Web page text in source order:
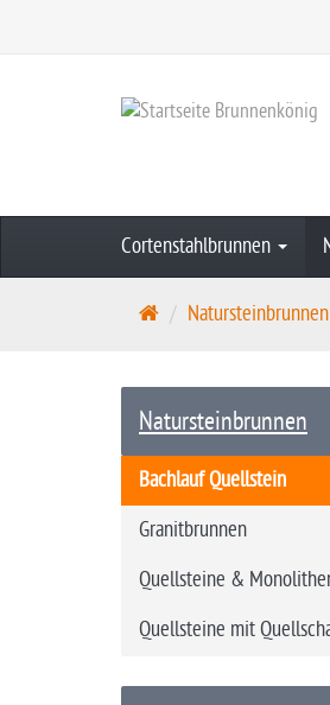
Cortenstahlbrunnen
S
t
i
e
Natursteinbrunnen
Natursteinbrunnen
Bachlauf Quellstein
Granitbrunnen
Quellsteine &
Quellsteine mit